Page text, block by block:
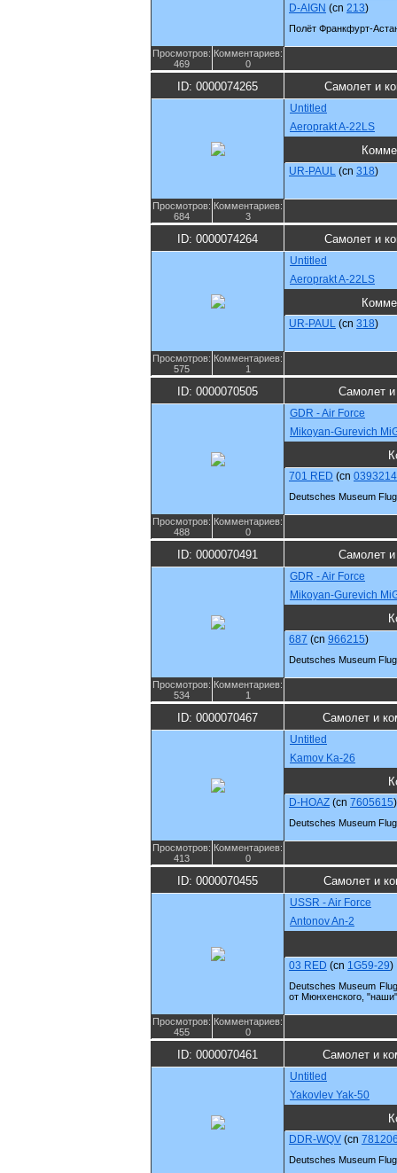
D-AIGN (cn 213)
Полёт Франкфурт-
Просмотров:
469
Комментариев:
0
ID: 0000074265 Самолет и
Untitled
Aeroprakt A-22LS
UR-PAUL (cn 318)
Просмотров:
684
Комментариев:
3
ID: 0000074264 Самолет и
Untitled
Aeroprakt A-22LS
UR-PAUL (cn 318)
Просмотров:
575
Комментариев:
1
ID: 0000070505 Самолет
GDR - Air Force
Mikoyan-Gurevich
701 RED (cn
Deutsches Museum
Просмотров:
488
Комментариев:
0
ID: 0000070491 Самолет
GDR - Air Force
Mikoyan-Gurevich
687 (cn 966215)
Deutsches Museum
Просмотров:
534
Комментариев:
1
ID: 0000070467 Самолет и
Untitled
Kamov Ka-26
D-HOAZ (cn 7605615)
Deutsches Museum
Просмотров:
413
Комментариев:
0
ID: 0000070455 Самолет и
USSR - Air Force
Antonov An-2
03 RED (cn 1G59-29)
Deutsches Museum
от Мюнхенского,
Просмотров:
455
Комментариев:
0
ID: 0000070461 Самолет и
Untitled
Yakovlev Yak-50
DDR-WQV (cn
Deutsches Museum